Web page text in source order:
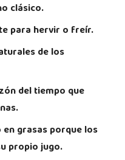
clásico.
para hervir o freír.
de los
del tiempo que
grasas porque los
propio jugo.